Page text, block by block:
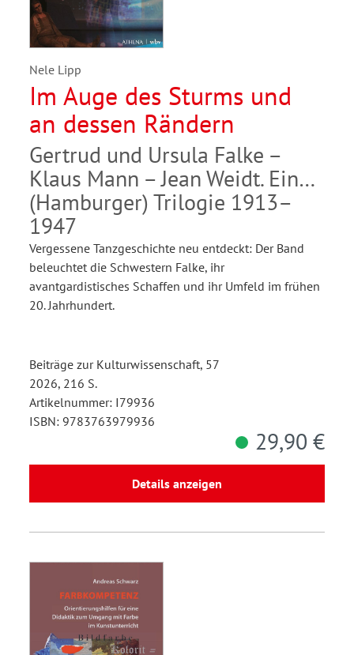
Nele Lipp
Im Auge des Sturms und
an dessen Rändern
Gertrud und Ursula Falke –
Klaus Mann – Jean Weidt. Eine
(Hamburger) Trilogie 1913–
1947
Vergessene Tanzgeschichte neu entdeckt: Der Band
beleuchtet die Schwestern Falke, ihr
avantgardistisches Schaffen und ihr Umfeld im frühen
20. Jahrhundert.
Beiträge zur Kulturwissenschaft, 57
2026, 216 S.
Artikelnummer: I79936
ISBN: 9783763979936
29,90 €
Details anzeigen